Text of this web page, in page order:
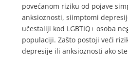
povećanom riziku od pojave
anksioznosti, siimptomi
učestaliji kod LGBTIQ+ osoba
populaciji. Zašto postoji veći
depresije ili anksioznosti ako ste